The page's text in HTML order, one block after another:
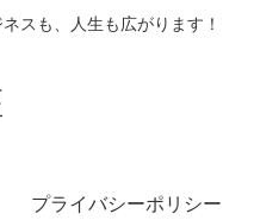
スも、人生も広がります！
プライバシーポリシー